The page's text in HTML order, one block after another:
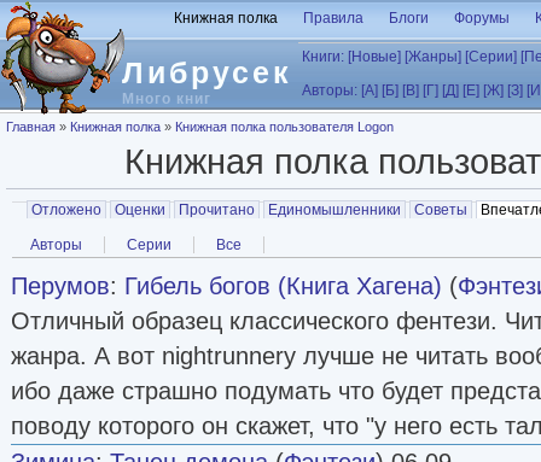
Перейти к основному содержанию
Либрусек
Много книг
Книжная полка Правила Блоги Форумы
Книги: [Новые] [Жанры] [Серии]
Авторы: [А] [Б] [В] [Г] [Д] [Е] [Ж] [З]
Вы здесь
Главная » Книжная полка » Книжная полка пользователя Logon
Книжная полка
Главные вкладки
Отложено Оценки Прочитано Единомышленники Советы
Вторичные вкладки
Авторы Серии Все
Перумов: Гибель богов (Книга Хагена) (
Отличный образец классического фентези.
жанра. А вот nightrunnerу лучше не читать
ибо даже страшно подумать что будет
поводу которого он скажет, что "у него есть